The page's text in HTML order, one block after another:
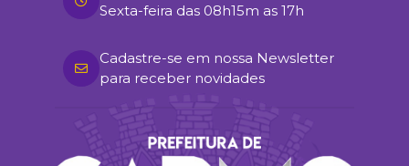
Sexta-feira das 08h15m as 17h
Cadastre-se em nossa Newsletter
para receber novidades